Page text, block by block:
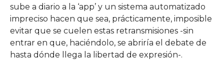
sube a diario a la ‘app’ y un sistema automatizado
impreciso hacen que sea, prácticamente, imposible
evitar que se cuelen estas retransmisiones -sin
entrar en que, haciéndolo, se abriría el debate de
hasta dónde llega la libertad de expresión-.